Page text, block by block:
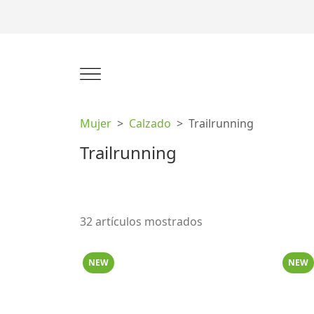
Mujer Calzado Trailrunning
Trailrunning
32 artículos mostrados
NEW NEW